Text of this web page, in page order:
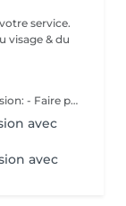
service.
visage & du
4 bonnes raisons de choisir la microdermabrasion: - Faire peau neuve : une peau qui apparait plus jeune - Teint plus frais/peau nette : réduction des cicatrices - Pores moins profonds :diminution des rides & ridules - Meilleure hydratation : couleur de peau plus égale Nous vous prions de bien vouloir respecter votre rendez-vous. En prenant rendez-vous, vous occupez une place, dont une autre personne aurait éventuellement besoin. Tout rendez-vous non annulé 24h en avance, est susceptible d'être facturé. (Si vous ne pouvez pas vous présenter à votre RDV, proposez-le éventuellement à un proche ou à un ami) Toute l'équipe de Aromas Institut vous remercie pour votre respect et votre compréhension.
avec
avec